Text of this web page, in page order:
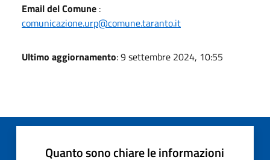
Email del Comune :
comunicazione.urp@comune.taranto.it
Ultimo aggiornamento: 9 settembre 2024, 10:55
Quanto sono chiare le informazioni